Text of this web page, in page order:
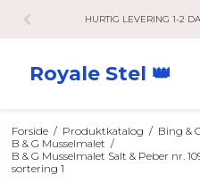
HURTIG LEVERING 1-2
Royale Stel 👑
Forside / Produktkatalog / Bing &
B & G Musselmalet /
B & G Musselmalet Salt & Peber nr.
sortering 1